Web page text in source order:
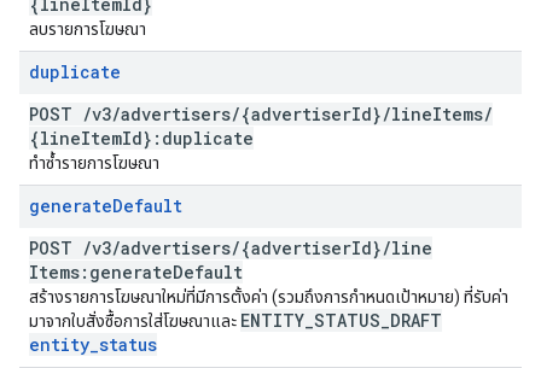
ลบรายการโฆษณา
duplicate
POST /v3/advertisers/{advertiserId}/lineItems/
{lineItemId}:duplicate
ทำซ้ำรายการโฆษณา
generateDefault
POST /v3/advertisers/{advertiserId}/line
Items:generateDefault
สร้างรายการโฆษณาใหม่ที่มีการตั้งค่า (รวมถึงการกำหนดเป้าหมาย) ที่รับค่า
มาจากใบสั่งซื้อการใส่โฆษณาและ ENTITY STATUS DRAFT
entity_status